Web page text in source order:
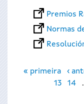
Premios
Normas
Páginas
« primeira ‹
13
14